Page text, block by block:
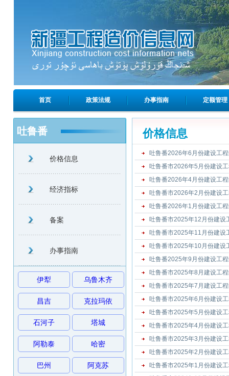
首页 政策法规 办事指南 定额管理
吐鲁番
价格信息
经济指标
备案
办事指南
伊犁 乌鲁木齐
昌吉 克拉玛依
石河子 塔城
阿勒泰 哈密
巴州 阿克苏
价格信息
吐鲁番2026年6月份建设工
吐鲁番市2026年5月份建设
吐鲁番2026年4月份建设工
吐鲁番市2026年2月份建设
吐鲁番2026年1月份建设工
吐鲁番市2025年12月份建设
吐鲁番市2025年11月份建设
吐鲁番市2025年10月份建设
吐鲁番2025年9月份建设工
吐鲁番市2025年8月建设工
吐鲁番市2025年7月建设工
吐鲁番市2025年6月份建设
吐鲁番市2025年5月份建设
吐鲁番市2025年4月份建设
吐鲁番市2025年3月份建设
吐鲁番市2025年2月份建设
吐鲁番市2025年1月份建设